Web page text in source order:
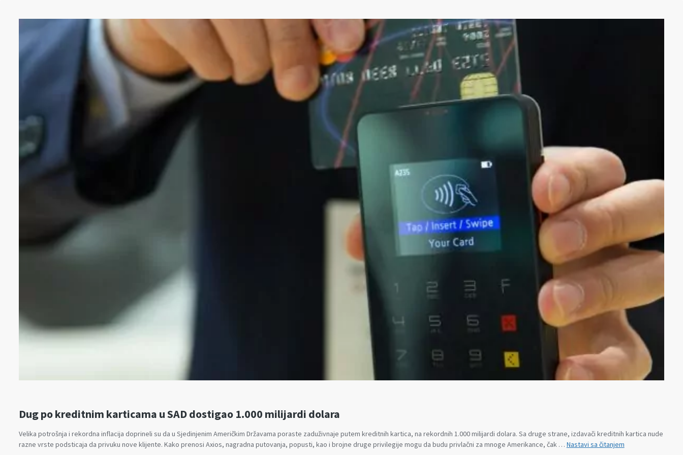
Dug po kreditnim karticama u SAD dostigao 1.000 milijardi dolara
Velika potrošnja i rekordna inflacija doprineli su da u Sjedinjenim Američkim Državama poraste zaduživnaje putem kreditnih kartica, na rekordnih 1.000 milijardi dolara. Sa druge strane, izdavači kreditnih kartica nude
razne vrste podsticaja da privuku nove klijente. Kako prenosi Axios, nagradna putovanja, popusti, kao i brojne druge privilegije mogu da budu privlačni za mnoge Amerikance, čak … Nastavi sa čitanjemDug